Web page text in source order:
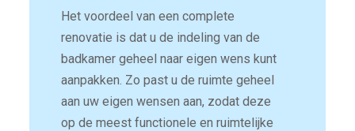
Het voordeel van een complete
renovatie is dat u de indeling van de
badkamer geheel naar eigen wens kunt
aanpakken. Zo past u de ruimte geheel
aan uw eigen wensen aan, zodat deze
op de meest functionele en ruimtelijke